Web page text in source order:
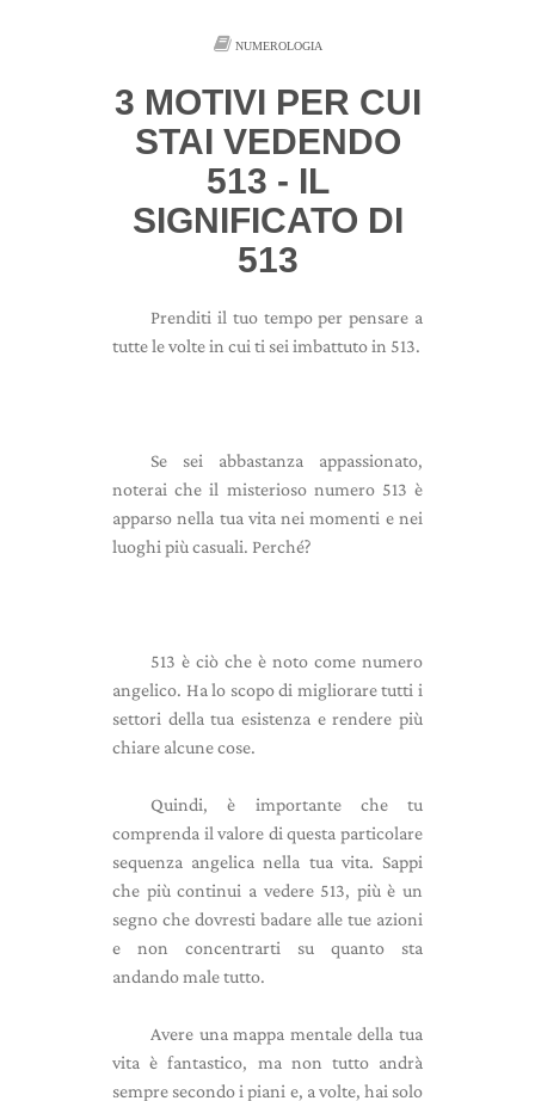
NUMEROLOGIA
3 MOTIVI PER CUI
STAI VEDENDO
513 - IL
SIGNIFICATO DI
513
Prenditi il ​​tuo tempo per pensare a
tutte le volte in cui ti sei imbattuto in 513.
Se sei abbastanza appassionato,
noterai che il misterioso numero 513 è
apparso nella tua vita nei momenti e nei
luoghi più casuali. Perché?
513 è ciò che è noto come numero
angelico. Ha lo scopo di migliorare tutti i
settori della tua esistenza e rendere più
chiare alcune cose.
Quindi, è importante che tu
comprenda il valore di questa particolare
sequenza angelica nella tua vita. Sappi
che più continui a vedere 513, più è un
segno che dovresti badare alle tue azioni
e non concentrarti su quanto sta
andando male tutto.
Avere una mappa mentale della tua
vita è fantastico, ma non tutto andrà
sempre secondo i piani e, a volte, hai solo